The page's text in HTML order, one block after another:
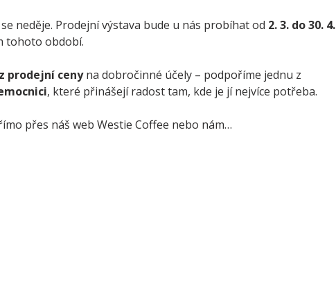
neděje. Prodejní výstava bude u nás probíhat od 2. 3. do 30. 4.
tohoto období.
prodejní ceny na dobročinné účely – podpoříme jednu z
, které přinášejí radost tam, kde je jí nejvíce potřeba.
přes náš web Westie Coffee nebo nám…